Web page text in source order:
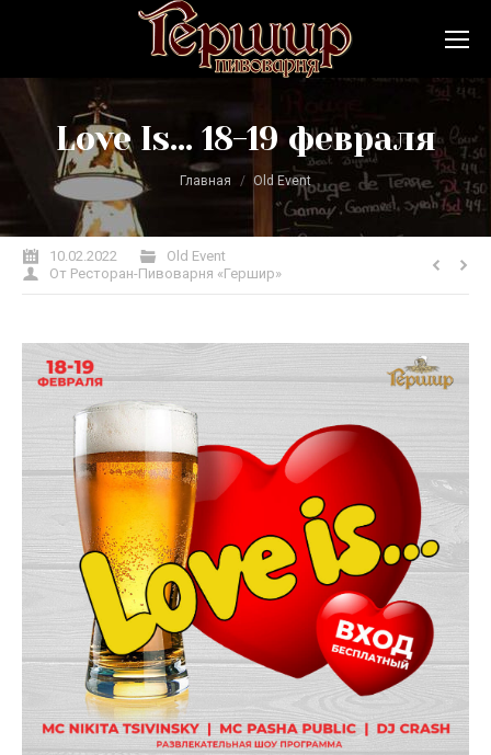
Love Is… 18-19 февраля
Вы здесь: Главная Old Event
10.02.2022
Old Event
От Ресторан-Пивоварня «Гершир»